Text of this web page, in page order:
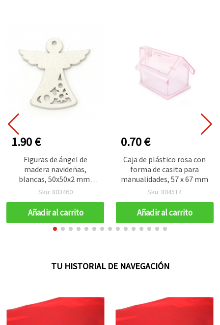
1.90 €
Figuras de ángel de
madera navideñas,
blancas, 50x50x2 mm,
agujero 3 mm - 10 piezas
Sku: 803460
Añadir al carrito
0.70 €
Caja de plástico rosa con
forma de casita para
manualidades, 57 x 67 mm
Sku: 804514
Añadir al carrito
TU HISTORIAL DE NAVEGACIÓN